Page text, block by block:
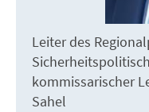
Leiter des
kommissarischer
Sahel